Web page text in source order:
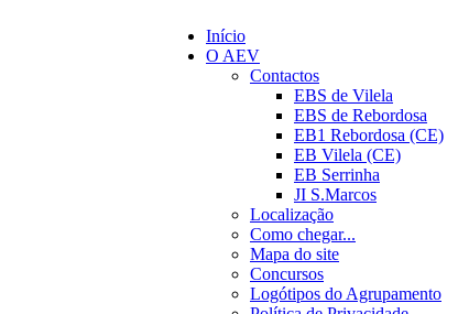
Início
O AEV
Contactos
EBS de Vilela
EBS de Rebordosa
EB1 Rebordosa (CE)
EB Vilela (CE)
EB Serrinha
JI S.Marcos
Localização
Como chegar...
Mapa do site
Concursos
Logótipos do Agrupamento